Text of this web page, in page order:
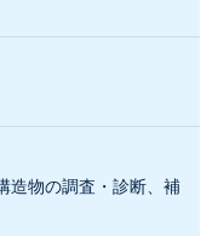
造物の調査・診断、補